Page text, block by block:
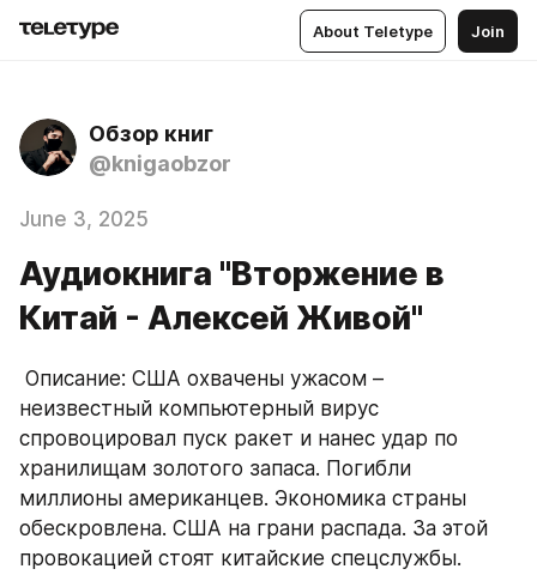
About Teletype Join
Обзор книг
@knigaobzor
June 3, 2025
Аудиокнига "Вторжение в
Китай - Алексей Живой"
неизвестный компьютерный вирус
спровоцировал пуск ракет и нанес удар по
хранилищам золотого запаса. Погибли
миллионы американцев. Экономика страны
обескровлена. США на грани распада. За этой
провокацией стоят китайские спецслужбы.